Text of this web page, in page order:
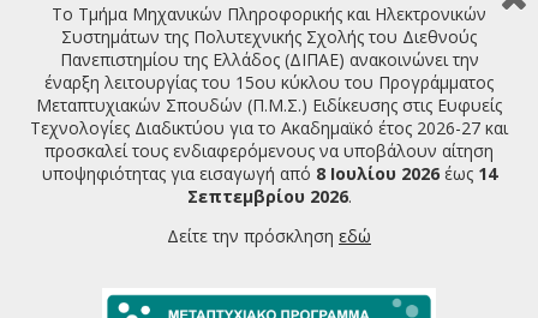
Το Τμήμα Μηχανικών Πληροφορικής και Ηλεκτρονικών
Συστημάτων της Πολυτεχνικής Σχολής του Διεθνούς
Πανεπιστημίου της Ελλάδος (ΔΙΠΑΕ) ανακοινώνει την
έναρξη λειτουργίας του 15ου κύκλου του Προγράμματος
Μεταπτυχιακών Σπουδών (Π.Μ.Σ.) Ειδίκευσης στις Ευφυείς
Τεχνολογίες Διαδικτύου για το Ακαδημαϊκό έτος 2026-27 και
προσκαλεί τους ενδιαφερόμενους να υποβάλουν αίτηση
υποψηφιότητας για εισαγωγή από 8 Ιουλίου 2026 έως 14
Σεπτεμβρίου 2026.
Δείτε την πρόσκληση εδώ